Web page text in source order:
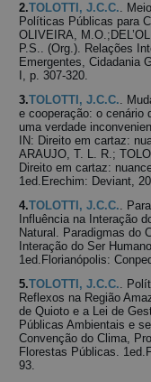
2.TOLOTTI, J.C.C..
Políticas Públicas para
OLIVEIRA,
P.S.. (Org.). Relações
Emergentes, Cidadania
I, p. 307-320.
3.TOLOTTI, J.C.C..
e cooperação: o cenário
uma verdade
IN: Direito em cartaz:
ARAUJO, T. L. R.;
Direito em cartaz:
1ed.Erechim: Deviant,
4.TOLOTTI, J.C.C..
Influência na Interação
Natural. Paradigmas do
Interação do Ser
1ed.Florianópolis:
5.TOLOTTI, J.C.C..
Reflexos na Região
de Quioto e a Lei de
Públicas Ambientais e
Convenção do Clima,
Florestas Públicas.
93.